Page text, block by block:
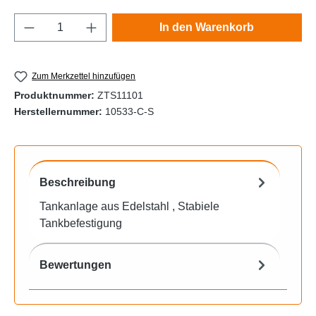
Produkt Anzahl: Gib den gewünschten
In den Warenkorb
Zum Merkzettel hinzufügen
Produktnummer: ZTS11101
Herstellernummer: 10533-C-S
Beschreibung
Tankanlage aus Edelstahl , Stabiele
Tankbefestigung
Bewertungen